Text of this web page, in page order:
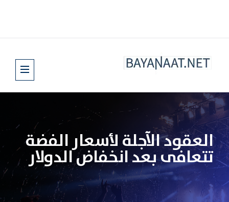
العقود الآجلة لأسعار الفضة
تتعافى بعد انخفاض الدولار